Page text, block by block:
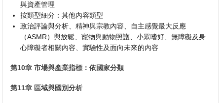
與資產管理
按類型細分：其他內容類型
政治評論與分析、精神與宗教內容、自主感覺最大反應
（ASMR）與放鬆、寵物與動物照護、小眾嗜好、無障礙及身
心障礙者相關內容、實驗性及面向未來的內容
第10章 市場與產業指標：依國家分類
第11章 區域與國別分析